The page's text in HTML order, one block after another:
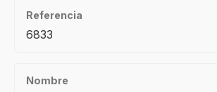
Referencia
6833
Nombre